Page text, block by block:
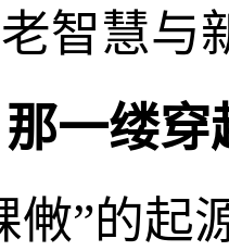
智慧与
一缕穿
敒”的起